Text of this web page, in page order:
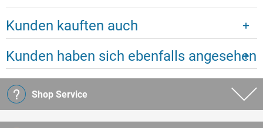
Kunden kauften auch
Kunden haben sich ebenfalls angesehen
Shop Service